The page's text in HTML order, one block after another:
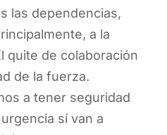
las dependencias,
a la
quite de colaboración
de la fuerza.
a tener seguridad
sí van a